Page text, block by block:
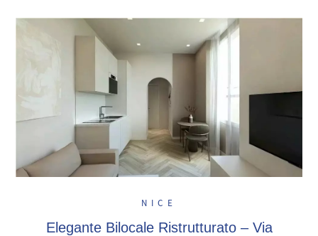
NICE
Elegante Bilocale Ristrutturato – Via